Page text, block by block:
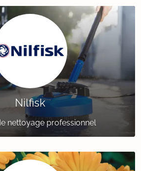
Nilfisk
nettoyage professionnel